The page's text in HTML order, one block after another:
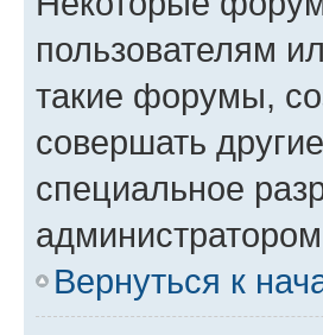
пользователям
такие форумы,
совершать
специальное
Вернуться к